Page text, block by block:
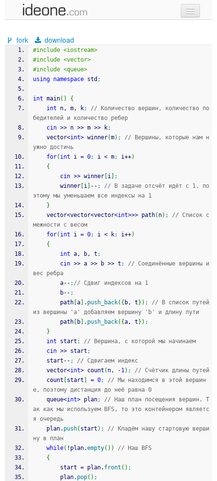
samples
recent codes
fork download
#include <iostream>
#include <vector>
#include <queue>
using namespace std ;
int main( )
{
int n, m, k;
// Количество вершин, количество по
бедителей и количество ребер
cin >> n >> m >> k;
	vector
<int> winner(m) ;
// Вершины, которые нам н
ужно достичь
for( int i = 0; i < m; i++)
{
cin >> winner i
;
		winner
i -- ;
// В задаче отсчёт идёт с 1, по
этому мы уменьшаем все индексы на 1
}
	vector
<vector<vector<int>>> path( n) ;
// Список с
межности с весом
for( int i = 0; i < k; i++)
{
int a, b, t ;
cin >> a >> b >> t ;
// Соединённые вершины и
вес ребра
		a
-- ; // Сдвиг индексов на 1
		b
-- ;
		path
a . push_back( { b, t } ) ;
// В список путей
из вершины 'а' добавляем вершину 'b' и длину пути
		path
b . push_back( {a, t } ) ;
}
int start ;
// Вершина, с которой мы начинаем
cin >> start ;
	start
-- ;
// Сдвигаем индекс
	vector
<int> count ( n, -1) ;
// Счётчик длины путей
	count
start = 0;
// Мы находимся в этой вершин
е, поэтому дистанция до неё равна 0
	queue
<int> plan;
// Наш план посещения вершин. Т
ак как мы используем BFS, то это контейнером являетс
я очередь
	plan.
push( start ) ;
// Кладём нашу стартовую верши
ну в план
while( ! plan.empty( ) )
// Наш BFS
{
		start
= plan. front ( ) ;
		plan.
pop( ) ;